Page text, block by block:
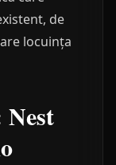
de
locuința